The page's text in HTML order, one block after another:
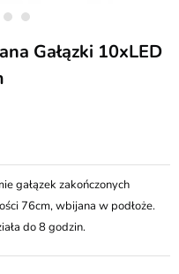
Gałązki 10xLED
gałązek zakończonych
76cm, wbijana w podłoże.
do 8 godzin.